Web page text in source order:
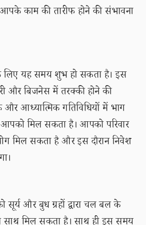
काम की तारीफ होने की संभावना
लिए यह समय शुभ हो सकता है। इस
और बिजनेस में तरक्की होने की
और आध्यात्मिक गतिविधियों में भाग
मिल सकता है। आपको परिवार
मिल सकता है और इस दौरान निवेश
सूर्य और बुध ग्रहों द्वारा चल बल के